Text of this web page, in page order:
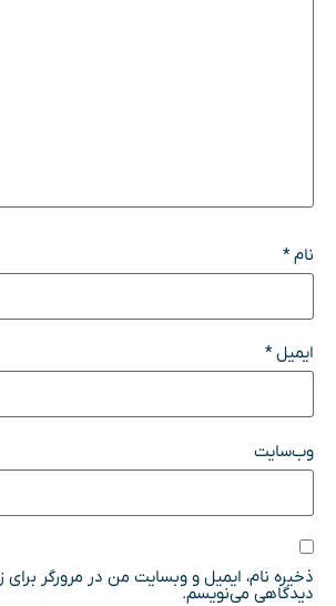
نام*
ایمیل*
وب‌سایت
ذخیره نام، ایمیل و وبسایت من در مرورگر برای
دیدگاهی می‌نویسم.